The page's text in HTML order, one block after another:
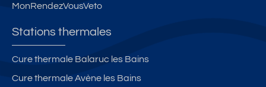
MonRendezVousVeto
Stations thermales
Cure thermale Balaruc les Bains
Cure thermale Avène les Bains